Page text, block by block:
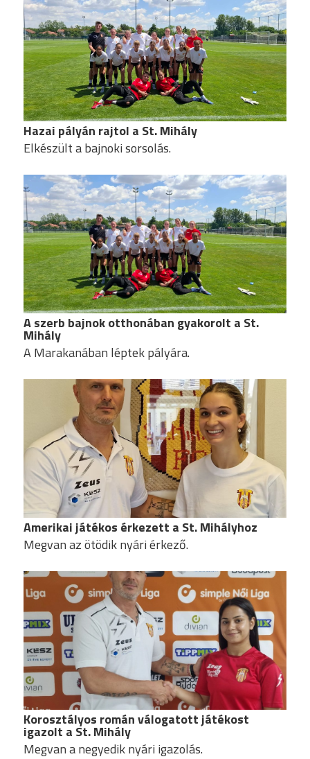
Hazai pályán rajtol a St. Mihály
Elkészült a bajnoki sorsolás.
A szerb bajnok otthonában gyakorolt a St.
Mihály
A Marakanában léptek pályára.
Amerikai játékos érkezett a St. Mihályhoz
Megvan az ötödik nyári érkező.
Korosztályos román válogatott játékost
igazolt a St. Mihály
Megvan a negyedik nyári igazolás.